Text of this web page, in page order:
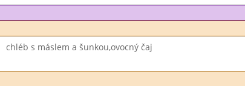
chléb s máslem a šunkou,ovocný čaj